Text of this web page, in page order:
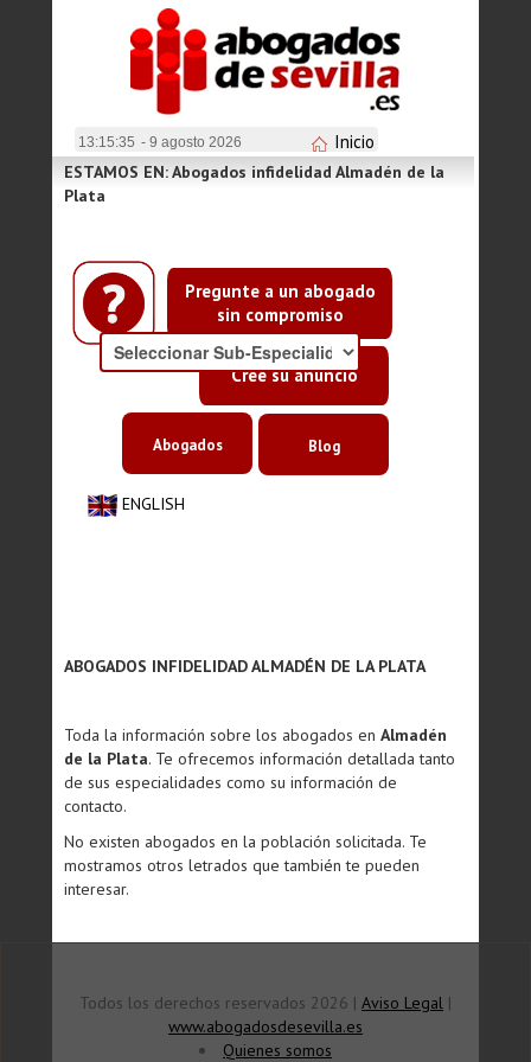
13:15:35 - 9 agosto 2026 Inicio
Pregunte a un abogado
sin compromiso
Cree su anuncio
ESTAMOS EN: Abogados infidelidad Almadén de la
Plata
ENGLISH
Abogados Blog
ABOGADOS INFIDELIDAD ALMADÉN DE LA PLATA
Toda la información sobre los abogados en Almadén
de la Plata. Te ofrecemos información detallada tanto
de sus especialidades como su información de
contacto.
No existen abogados en la población solicitada. Te
mostramos otros letrados que también te pueden
interesar.
Todos los derechos reservados 2026 | Aviso Legal |
www.abogadosdesevilla.es
Quienes somos